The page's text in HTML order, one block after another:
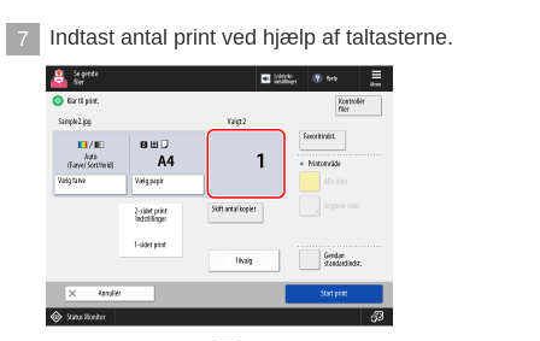
7 Indtast antal print ved hjælp af taltasterne.